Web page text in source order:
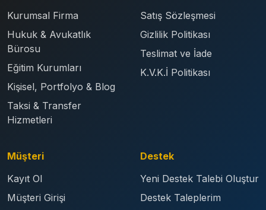
Kurumsal Firma
Hukuk & Avukatlık
Bürosu
Eğitim Kurumları
Kişisel, Portfolyo & Blog
Taksi & Transfer
Hizmetleri
Satış Sözleşmesi
Gizlilik Politikası
Teslimat ve İade
K.V.K.İ Politikası
Müşteri
Kayıt Ol
Müşteri Girişi
Destek
Yeni Destek Talebi Oluştur
Destek Taleplerim